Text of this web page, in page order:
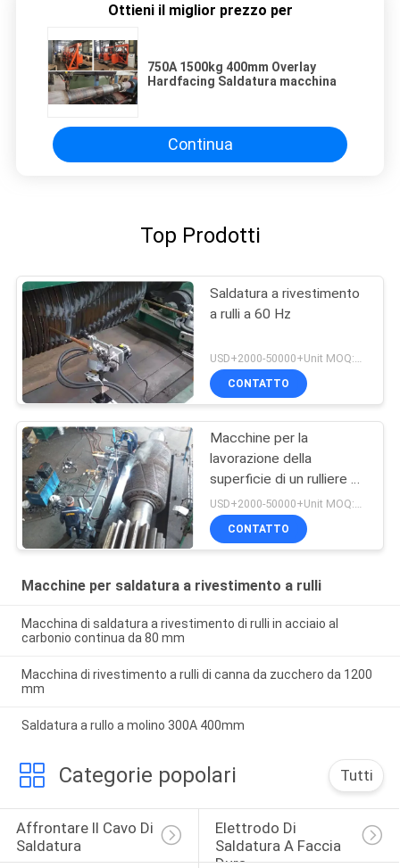
Ottieni il miglior prezzo per
750A 1500kg 400mm Overlay
Hardfacing Saldatura macchina
Continua
Top Prodotti
Saldatura a rivestimento
a rulli a 60 Hz
USD+2000-50000+Unit MOQ:1 unità
CONTATTO
Macchine per la
lavorazione della
superficie di un rulliere di
zucchero
USD+2000-50000+Unit MOQ:1 unità
CONTATTO
Macchine per saldatura a rivestimento a rulli
Macchina di saldatura a rivestimento di rulli in acciaio al
carbonio continua da 80 mm
Macchina di rivestimento a rulli di canna da zucchero da 1200
mm
Saldatura a rullo a molino 300A 400mm
Categorie popolari Tutti
Affrontare Il Cavo Di
Saldatura
Elettrodo Di
Saldatura A Faccia
Dura